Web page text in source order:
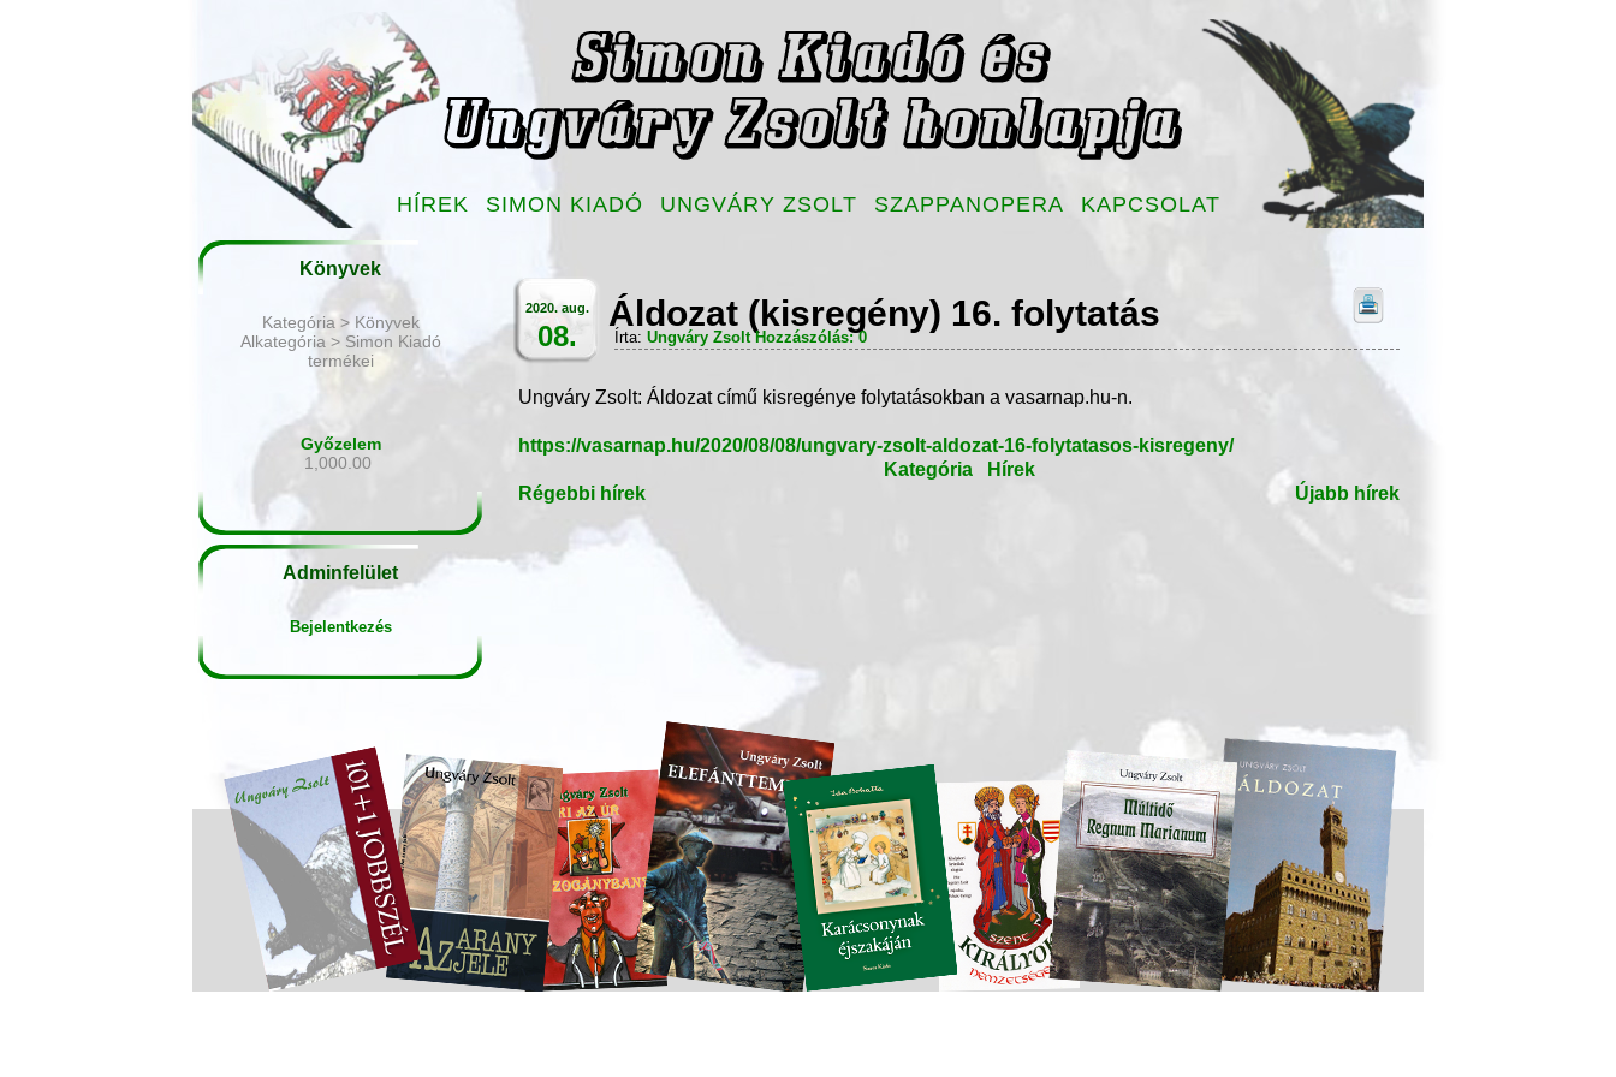
HÍREK SIMON KIADÓ UNGVÁRY ZSOLT SZAPPANOPERA KAPCSOLAT
Könyvek
Kategória > Könyvek
Alkategória > Simon Kiadó
termékei
Győzelem
1,000.00
Adminfelület
Bejelentkezés
2020. aug.
08.
Áldozat (kisregény) 16. folytatás
Írta: Ungváry Zsolt Hozzászólás: 0
Ungváry Zsolt: Áldozat című kisregénye folytatásokban a vasarnap.hu-n.
https://vasarnap.hu/2020/08/08/ungvary-zsolt-aldozat-16-folytatasos-kisregeny/
Kategória
Hírek
Régebbi hírek
Újabb hírek